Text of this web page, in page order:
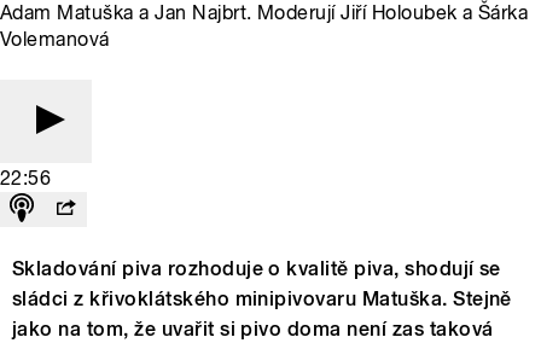
Adam Matuška a Jan Najbrt. Moderují Jiří Holoubek a Šárka
Volemanová
22:56
Skladování piva rozhoduje o kvalitě piva, shodují se
sládci z křivoklátského minipivovaru Matuška. Stejně
jako na tom, že uvařit si pivo doma není zas taková